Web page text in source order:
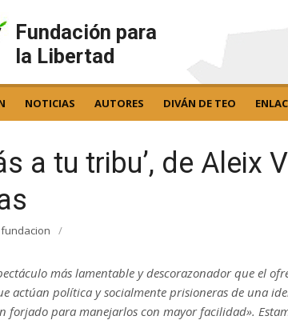
Fundación para
la Libertad
NOTICIAS AUTORES DIVÁN DE TEO
a tu tribu’, de Aleix
fundacion /
más lamentable y descorazonador que el
actúan política y socialmente prisioneras de una
forjado para manejarlos con mayor facilidad».